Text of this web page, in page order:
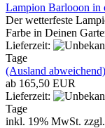
Lampion Barlooon in
Der wetterfeste
Farbe in Deinen
Lieferzeit:
Tage
(Ausland abweichend)
ab 165,50 EUR
Lieferzeit:
Tage
inkl. 19% MwSt. zzgl.